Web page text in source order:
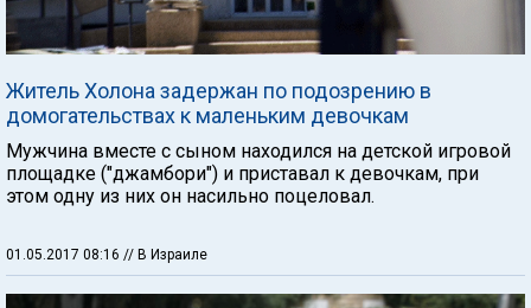
Житель Холона задержан по подозрению в
домогательствах к маленьким девочкам
Мужчина вместе с сыном находился на детской игровой
площадке ("джамбори") и приставал к девочкам, при
этом одну из них он насильно поцеловал.
01.05.2017 08:16 // В Израиле